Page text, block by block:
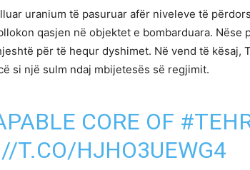
uranium të pasuruar afër niveleve të
qasjen në objektet e bombarduara.
për të hequr dyshimet. Në vend të kësaj,
si një sulm ndaj mbijetesës së regjimit.
CORE OF
T.CO/HJHO3UEWG4